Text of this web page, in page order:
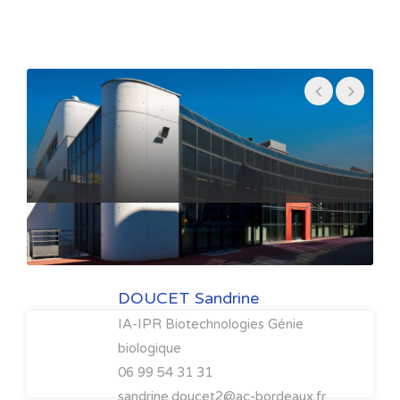
• Vectorisation
Sciences et techniques - Ingénierie
Concept de base
• Mathématiques appliquées
• Thermodynamique
• Rhéologie
• Bioinformatique
• Data management: Programmation
DOUCET Sandrine
IA-IPR Biotechnologies Génie
biologique
06 99 54 31 31
sandrine.doucet2@ac-bordeaux.fr